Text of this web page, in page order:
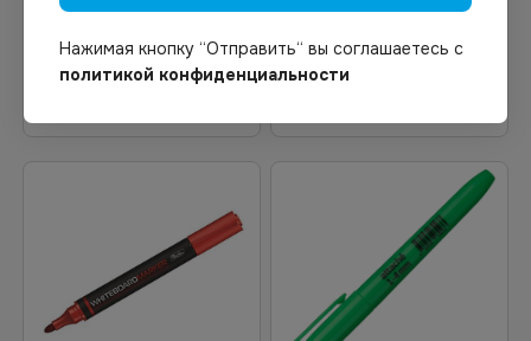
Нажимая кнопку “Отправить“ вы соглашаетесь с
политикой конфиденциальности